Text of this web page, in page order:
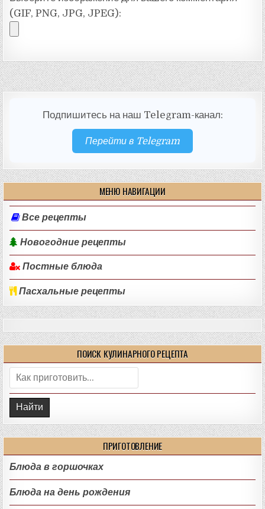
(GIF, PNG, JPG, JPEG):
Подпишитесь на наш Telegram-канал:
Перейти в Telegram
МЕНЮ НАВИГАЦИИ
Все рецепты
Новогодние рецепты
Постные блюда
Пасхальные рецепты
ПОИСК КУЛИНАРНОГО РЕЦЕПТА
Поиск:
ПРИГОТОВЛЕНИЕ
Блюда в горшочках
Блюда на день рождения